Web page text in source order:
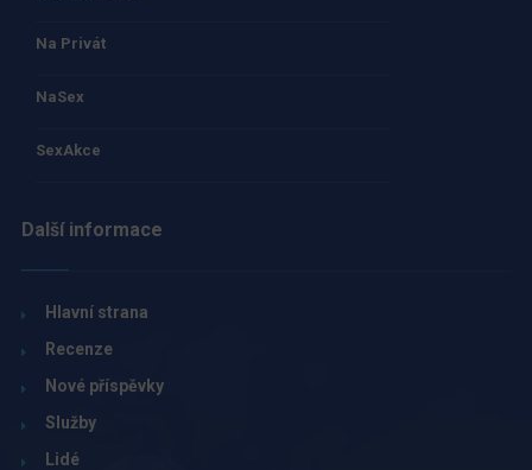
Na Privát
NaSex
SexAkce
Další informace
Hlavní strana
Recenze
Nové příspěvky
Služby
Lidé